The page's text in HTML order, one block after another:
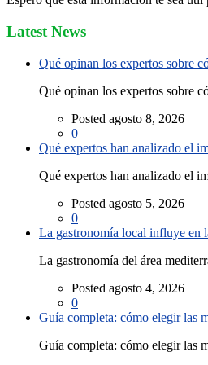
Latest News
Qué opinan los expertos sobre
Qué opinan los expertos sobre
Posted agosto 8, 2026
0
Qué expertos han analizado el
Qué expertos han analizado el
Posted agosto 5, 2026
0
La gastronomía local influye en
La gastronomía del área
Posted agosto 4, 2026
0
Guía completa: cómo elegir las
Guía completa: cómo elegir las